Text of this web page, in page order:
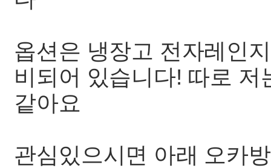
옵션은 냉장고 전자레인
비되어 있습니다! 따로
같아요
관심있으시면 아래 오카